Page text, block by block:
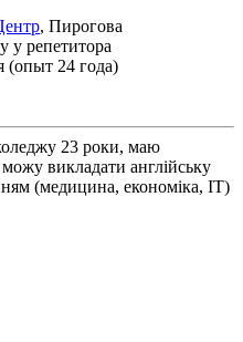
, Пирогова
у репетитора
(опыт 24 года)
23 роки, маю
можу викладати англійську
(медицина, економіка, ІТ)